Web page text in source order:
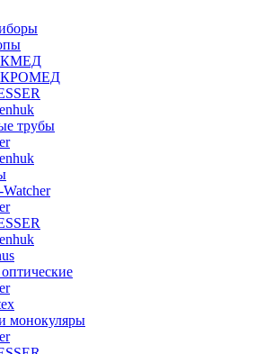
трубы
Watcher
монокуляры